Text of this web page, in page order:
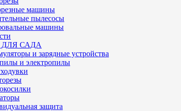
машины
пылесосы
машины
САДА
и зарядные устройства
и электропилы
защита